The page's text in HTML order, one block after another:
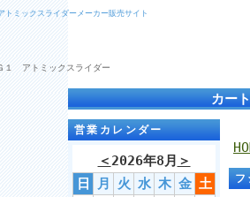
トミックスライダーメーカー販売サイト
アトミックスライダー
カー
営業カレンダー
＜2026年8月 ＞
日
月 火 水 木 金 土